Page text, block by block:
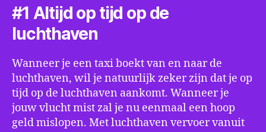
#1 Altijd op tijd op de
luchthaven
Wanneer je een taxi boekt van en naar de
luchthaven, wil je natuurlijk zeker zijn dat je op
tijd op de luchthaven aankomt. Wanneer je
jouw vlucht mist zal je nu eenmaal een hoop
geld mislopen. Met luchthaven vervoer vanuit